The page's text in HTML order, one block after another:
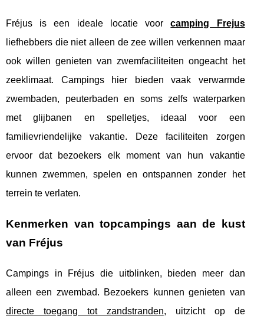
Fréjus is een ideale locatie voorcamping Frejus
liefhebbers die niet alleen de zee willen verkennen maar
ook willen genieten van zwemfaciliteiten ongeacht het
zeeklimaat. Campings hier bieden vaak verwarmde
zwembaden, peuterbaden en soms zelfs waterparken
met glijbanen en spelletjes, ideaal voor een
familievriendelijke vakantie. Deze faciliteiten zorgen
ervoor dat bezoekers elk moment van hun vakantie
kunnen zwemmen, spelen en ontspannen zonder het
terrein te verlaten.
Kenmerken van topcampings aan de kust
van Fréjus
Campings in Fréjus die uitblinken, bieden meer dan
alleen een zwembad. Bezoekers kunnen genieten van
directe toegang tot zandstranden, uitzicht op de